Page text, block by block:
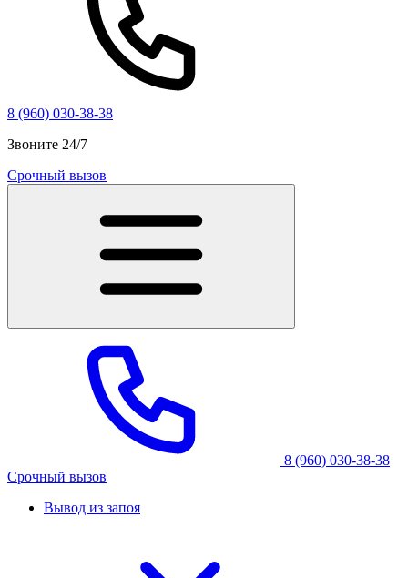
8 (960) 030-38-38
Звоните 24/7
Срочный вызов
8 (960) 030-38-38
Срочный вызов
Вывод из запоя